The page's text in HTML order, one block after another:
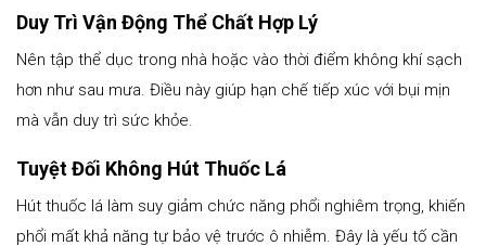
Duy Trì Vận Động Thể Chất Hợp Lý
Nên tập thể dục trong nhà hoặc vào thời điểm không khí sạch
hơn như sau mưa. Điều này giúp hạn chế tiếp xúc với bụi mịn
mà vẫn duy trì sức khỏe.
Tuyệt Đối Không Hút Thuốc Lá
Hút thuốc lá làm suy giảm chức năng phổi nghiêm trọng, khiến
phổi mất khả năng tự bảo vệ trước ô nhiễm. Đây là yếu tố cần